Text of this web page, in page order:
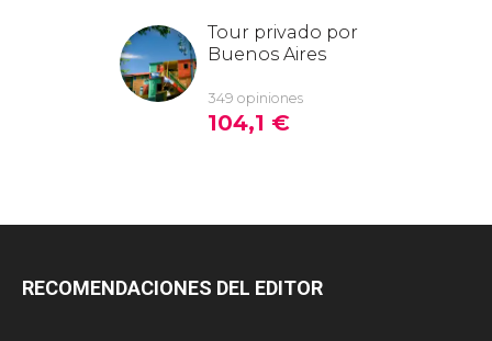
RECOMENDACIONES DEL EDITOR